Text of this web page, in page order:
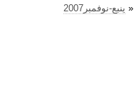
ينبع-نوفمبر2007 »